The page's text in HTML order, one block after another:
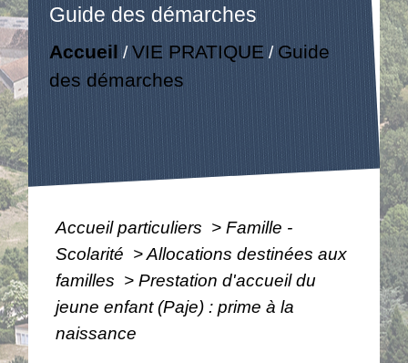
Guide des démarches
Accueil /VIE PRATIQUE / Guide
des démarches
Accueil particuliers > Famille -
Scolarité >Allocations destinées aux
familles > Prestation d'accueil du
jeune enfant (Paje) : prime à la
naissance